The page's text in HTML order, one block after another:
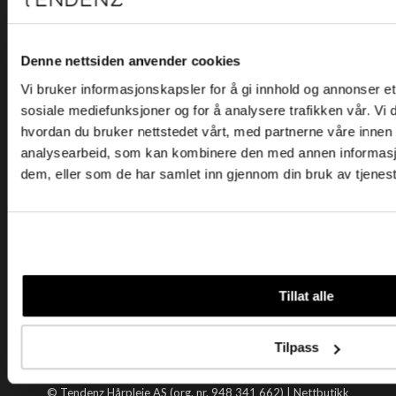
Denne nettsiden anvender cookies
Vi bruker informasjonskapsler for å gi innhold og annonser
sosiale mediefunksjoner og for å analysere trafikken vår. Vi
hvordan du bruker nettstedet vårt, med partnerne våre
analysearbeid, som kan kombinere den med annen
dem, eller som de har samlet inn gjennom din bruk av
Tillat alle
Tilpass
Kjøpsvilkår
Personvern
Holtegata 26, 0355 Oslo
Telefon: +47 22 92 50 00
E-post: kundeservice@tendenz.net
Nyttige lenker
Datablad
Om oss
Handle hos oss
© Tendenz Hårpleie AS (org. nr. 948 341 662) | Nettbutikk